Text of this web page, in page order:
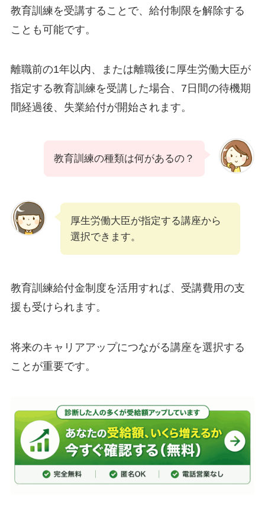
教育訓練を受講することで、給付制限を解除する
ことも可能です。
離職前の1年以内、または離職後に厚生労働大臣が
指定する教育訓練を受講した場合、7日間の待機期
間経過後、失業給付が開始されます。
教育訓練の種類は何があるの？
厚生労働大臣が指定する講座から
選択できます。
教育訓練給付金制度を活用すれば、受講費用の支
援も受けられます。
将来のキャリアアップにつながる講座を選択する
ことが重要です。